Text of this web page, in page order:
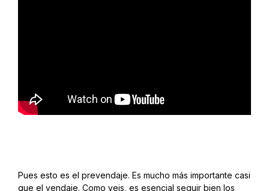
Pues esto es el prevendaje. Es mucho más importante casi
que el vendaje. Como veis, es esencial seguir bien los